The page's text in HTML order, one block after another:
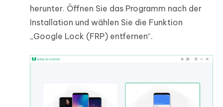
herunter. Öffnen Sie das Programm nach der
Installation und wählen Sie die Funktion
„Google Lock (FRP) entfernen“.